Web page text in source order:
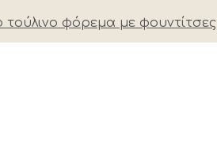
τούλινο φόρεμα με φουντίτσες